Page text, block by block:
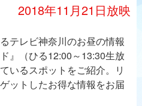
2018年11月21日放映
テレビ神奈川のお昼の情報
』（ひる12:00～13:30生放
いるスポットをご紹介。リ
ットしたお得な情報をお届